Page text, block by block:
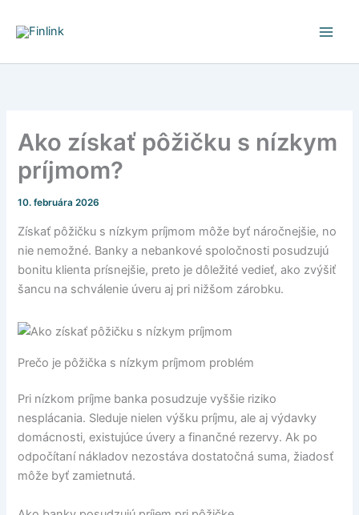
Ako získať pôžičku s nízkym
príjmom?
10. februára 2026
Získať pôžičku s nízkym príjmom môže byť náročnejšie, no
nie nemožné. Banky a nebankové spoločnosti posudzujú
bonitu klienta prísnejšie, preto je dôležité vedieť, ako zvýšiť
šancu na schválenie úveru aj pri nižšom zárobku.
Prečo je pôžička s nízkym príjmom problém
Pri nízkom príjme banka posudzuje vyššie riziko
nesplácania. Sleduje nielen výšku príjmu, ale aj výdavky
domácnosti, existujúce úvery a finančné rezervy. Ak po
odpočítaní nákladov nezostáva dostatočná suma, žiadosť
môže byť zamietnutá.